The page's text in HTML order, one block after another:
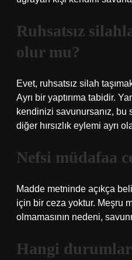
Ruhsatsız
olur mu?
Evet, ruhsatsız silah
Ayrı bir yaptırıma tabidir.
kendinizi savunursanız, bu
diğer hırsızlık eylemi ayrı
Nefsi müdafaa
Madde metninde açıkça
için bir ceza yoktur. Meşru
olmamasının nedeni,
Hangi